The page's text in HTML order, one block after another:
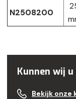
N2508200
Kunnen wij
Bekijk onze